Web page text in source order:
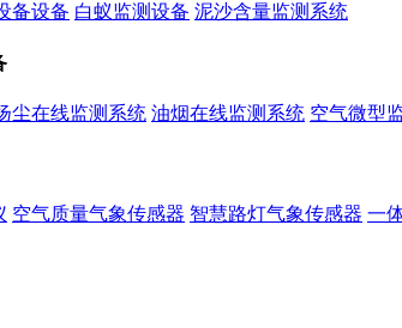
备设备 白蚁监测设备 泥沙含量监测系统
尘在线监测系统 油烟在线监测系统 空气微型
空气质量气象传感器 智慧路灯气象传感器 一